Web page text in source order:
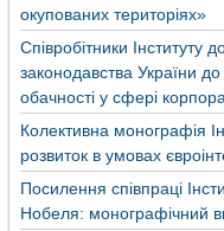
окупованих територіях»
Співробітники Інституту
законодавства України
обачності у сфері
Колективна монографія
розвиток в умовах
Посилення співпраці
Нобеля: монографічний